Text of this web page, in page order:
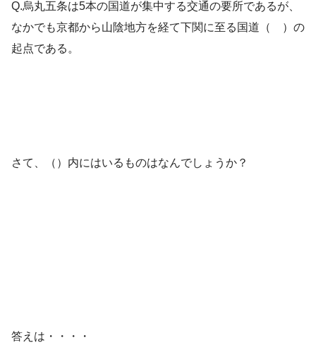
Q.烏丸五条は5本の国道が集中する交通の要所であるが、
なかでも京都から山陰地方を経て下関に至る国道（ ）の
起点である。
さて、（）内にはいるものはなんでしょうか？
答えは・・・・